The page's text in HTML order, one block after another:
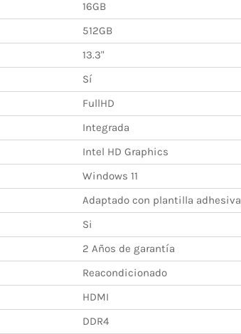
16GB
512GB
13.3"
Sí
FullHD
Integrada
Intel HD Graphics
Windows 11
Adaptado con plantilla adhesiva
Si
2 Años de garantía
Reacondicionado
HDMI
DDR4